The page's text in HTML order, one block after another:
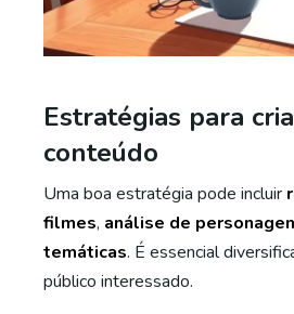
Estratégias para
conteúdo
Uma boa estratégia pode incluir
filmes, análise de
temáticas. É essencial
público interessado.